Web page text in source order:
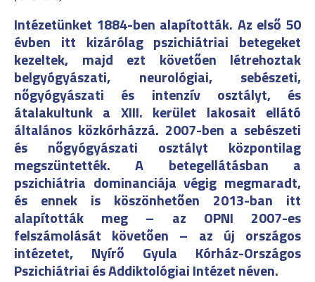
Intézetünket 1884-ben alapították. Az első 50
évben itt kizárólag pszichiátriai betegeket
kezeltek, majd ezt követően létrehoztak
belgyógyászati, neurológiai, sebészeti,
nőgyógyászati és intenzív osztályt, és
átalakultunk a XIII. kerület lakosait ellátó
általános közkórházzá. 2007-ben a sebészeti
és nőgyógyászati osztályt központilag
megszüntették. A betegellátásban a
pszichiátria dominanciája végig megmaradt,
és ennek is köszönhetően 2013-ban itt
alapították meg – az OPNI 2007-es
felszámolását követően – az új országos
intézetet, Nyírő Gyula Kórház-Országos
Pszichiátriai és Addiktológiai Intézet néven.